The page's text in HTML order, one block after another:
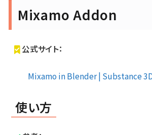
Mixamo Addon
公式サイト：
Mixamo in Blender | Substance
使い方